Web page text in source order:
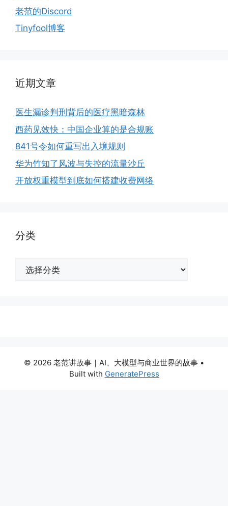
老范的Discord
Tinyfool博客
近期文章
医生漏诊判刑背后的医疗黑暗森林
西药见效快：中国企业算的是合规账
841号令如何重写出入境规则
华为竹知了风波与失控的流量沙丘
开放权重模型到底如何搭建收费网络
分类
© 2026 老范讲故事｜AI、大模型与商业世界的故事 •
Built with GeneratePress